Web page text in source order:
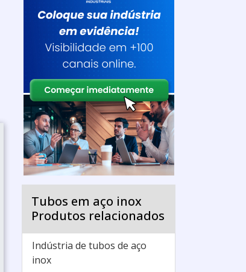
Tubos em aço inox
Produtos relacionados
Indústria de tubos de aço
inox